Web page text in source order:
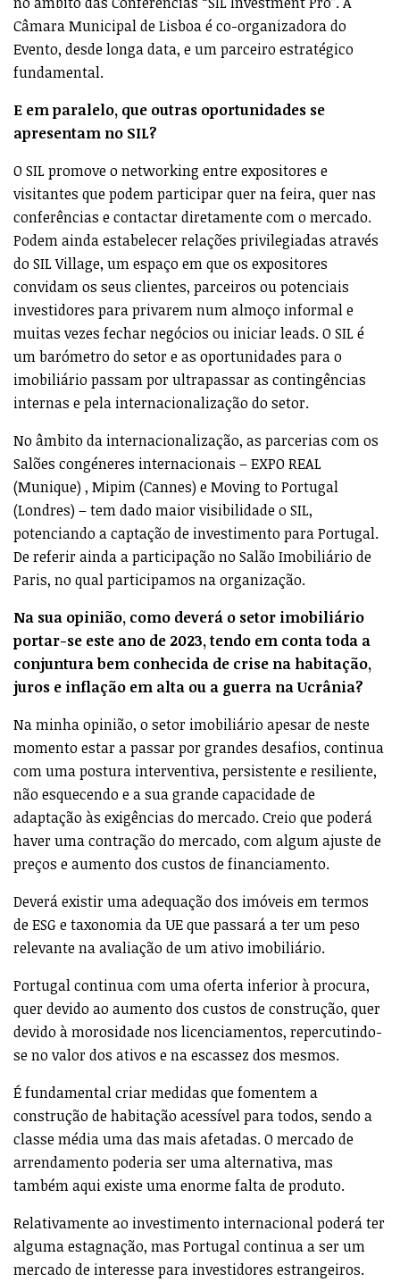
Câmara Municipal de Lisboa é co-organizadora do
Evento, desde longa data, e um parceiro estratégico
fundamental.
E em paralelo, que outras oportunidades se
apresentam no SIL?
O SIL promove o networking entre expositores e
visitantes que podem participar quer na feira, quer nas
conferências e contactar diretamente com o mercado.
Podem ainda estabelecer relações privilegiadas através
do SIL Village, um espaço em que os expositores
convidam os seus clientes, parceiros ou potenciais
investidores para privarem num almoço informal e
muitas vezes fechar negócios ou iniciar leads. O SIL é
um barómetro do setor e as oportunidades para o
imobiliário passam por ultrapassar as contingências
internas e pela internacionalização do setor.
No âmbito da internacionalização, as parcerias com os
Salões congéneres internacionais – EXPO REAL
(Munique) , Mipim (Cannes) e Moving to Portugal
(Londres) – tem dado maior visibilidade o SIL,
potenciando a captação de investimento para Portugal.
De referir ainda a participação no Salão Imobiliário de
Paris, no qual participamos na organização.
Na sua opinião, como deverá o setor imobiliário
portar-se este ano de 2023, tendo em conta toda a
conjuntura bem conhecida de crise na habitação,
juros e inflação em alta ou a guerra na Ucrânia?
Na minha opinião, o setor imobiliário apesar de neste
momento estar a passar por grandes desafios, continua
com uma postura interventiva, persistente e resiliente,
não esquecendo e a sua grande capacidade de
adaptação às exigências do mercado. Creio que poderá
haver uma contração do mercado, com algum ajuste de
preços e aumento dos custos de financiamento.
Deverá existir uma adequação dos imóveis em termos
de ESG e taxonomia da UE que passará a ter um peso
relevante na avaliação de um ativo imobiliário.
Portugal continua com uma oferta inferior à procura,
quer devido ao aumento dos custos de construção, quer
devido à morosidade nos licenciamentos, repercutindo-
se no valor dos ativos e na escassez dos mesmos.
É fundamental criar medidas que fomentem a
construção de habitação acessível para todos, sendo a
classe média uma das mais afetadas. O mercado de
arrendamento poderia ser uma alternativa, mas
também aqui existe uma enorme falta de produto.
Relativamente ao investimento internacional poderá ter
alguma estagnação, mas Portugal continua a ser um
mercado de interesse para investidores estrangeiros.